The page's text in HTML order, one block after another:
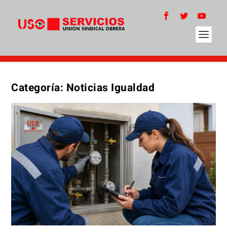
Categoría: Noticias Igualdad